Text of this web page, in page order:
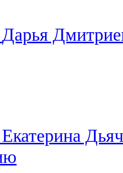
Дарья
Екатерина